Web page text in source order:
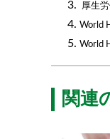
厚生
World
World
関連